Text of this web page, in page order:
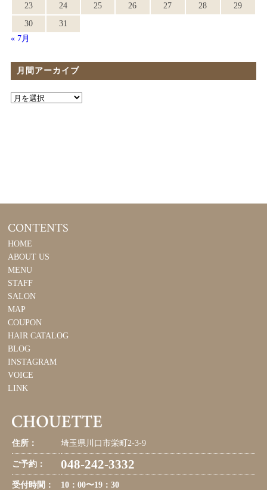
23
24 25 26 27 28
29
30
31
« 7月
月間アーカイブ
CONTENTS
HOME
ABOUT US
MENU
STAFF
SALON
MAP
COUPON
HAIR CATALOG
BLOG
INSTAGRAM
VOICE
LINK
住所： 埼玉県川口市栄町2-3-9
ご予約： 048-242-3332
受付時間：
10：00〜19：30